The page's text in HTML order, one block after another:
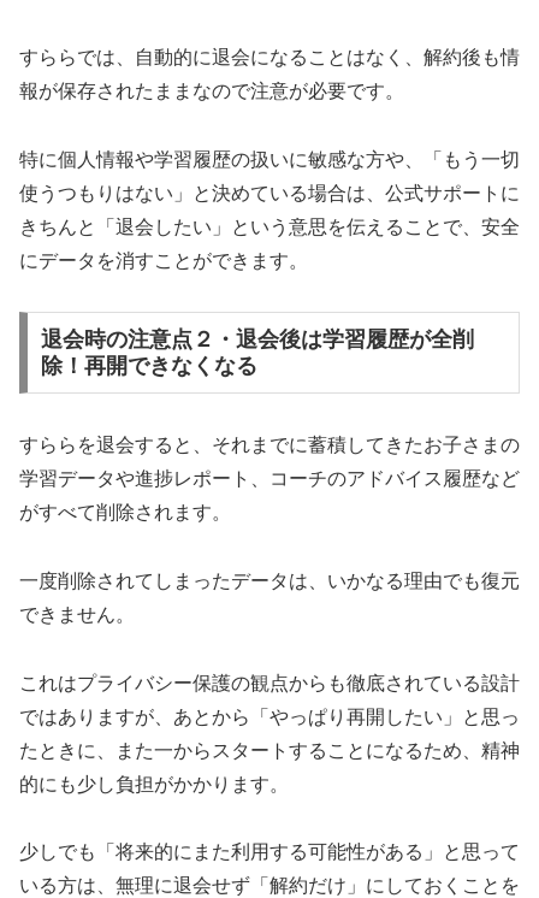
すららでは、自動的に退会になることはなく、解約後も情
報が保存されたままなので注意が必要です。
特に個人情報や学習履歴の扱いに敏感な方や、「もう一切
使うつもりはない」と決めている場合は、公式サポートに
きちんと「退会したい」という意思を伝えることで、安全
にデータを消すことができます。
退会時の注意点２・退会後は学習履歴が全削
除！再開できなくなる
すららを退会すると、それまでに蓄積してきたお子さまの
学習データや進捗レポート、コーチのアドバイス履歴など
がすべて削除されます。
一度削除されてしまったデータは、いかなる理由でも復元
できません。
これはプライバシー保護の観点からも徹底されている設計
ではありますが、あとから「やっぱり再開したい」と思っ
たときに、また一からスタートすることになるため、精神
的にも少し負担がかかります。
少しでも「将来的にまた利用する可能性がある」と思って
いる方は、無理に退会せず「解約だけ」にしておくことを